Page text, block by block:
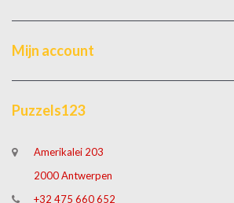
Mijn account
Puzzels123
Amerikalei 203
2000 Antwerpen
+32 475 660 652